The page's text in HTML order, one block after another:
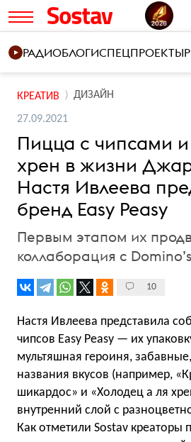
РАДИОБЛОГИСПЕЦПРОЕКТЫ
КРЕАТИВ ДИЗАЙН
27.09.2021
Пицца с чипсами
хрен в жизни
Настя Ивлеева
бренд Easy Peasy
Первым этапом их
коллаборация с
10
Настя Ивлеева представила
чипсов Easy Peasy — их
мультяшная героиня,
названия вкусов (например,
шикардос» и «Холодец а ля
внутренний слой с
Как отметили Sostav креаторы